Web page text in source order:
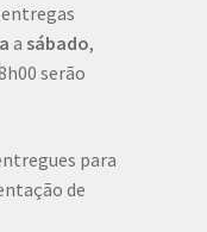
entregas
a sábado,
serão
para
de